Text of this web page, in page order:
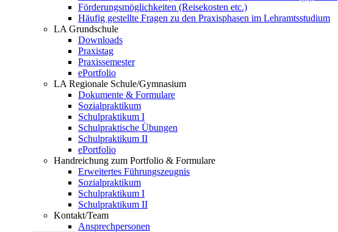
Förderungsmöglichkeiten (Reisekosten etc.)
Häufig gestellte Fragen zu den Praxisphasen im Lehramtsstudium
LA Grundschule
Downloads
Praxistag
Praxissemester
ePortfolio
LA Regionale Schule/Gymnasium
Dokumente & Formulare
Sozialpraktikum
Schulpraktikum I
Schulpraktische Übungen
Schulpraktikum II
ePortfolio
Handreichung zum Portfolio & Formulare
Erweitertes Führungszeugnis
Sozialpraktikum
Schulpraktikum I
Schulpraktikum II
Kontakt/Team
Ansprechpersonen